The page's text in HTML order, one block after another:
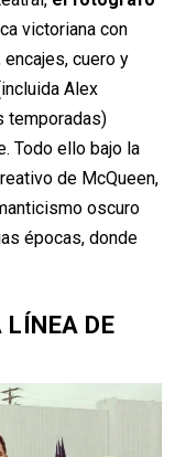
victoriana con
cuero y
Alex
temporadas)
Todo ello bajo la
de McQueen,
oscuro
épocas, donde
LÍNEA DE